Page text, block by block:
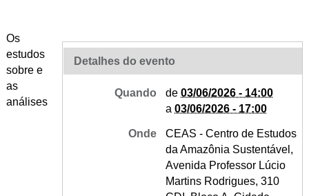
Detalhes do evento
Quando de03/06/2026 - 14:00
a03/06/2026 - 17:00
Onde
CEAS - Centro de Estudos
da Amazônia Sustentável,
Avenida Professor Lúcio
Martins Rodrigues, 310
Os
estudos
sobre e
as
análises